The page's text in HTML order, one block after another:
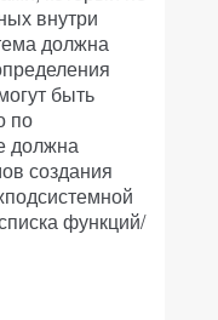
внутри
должна
быть
по
должна
создания
функций/